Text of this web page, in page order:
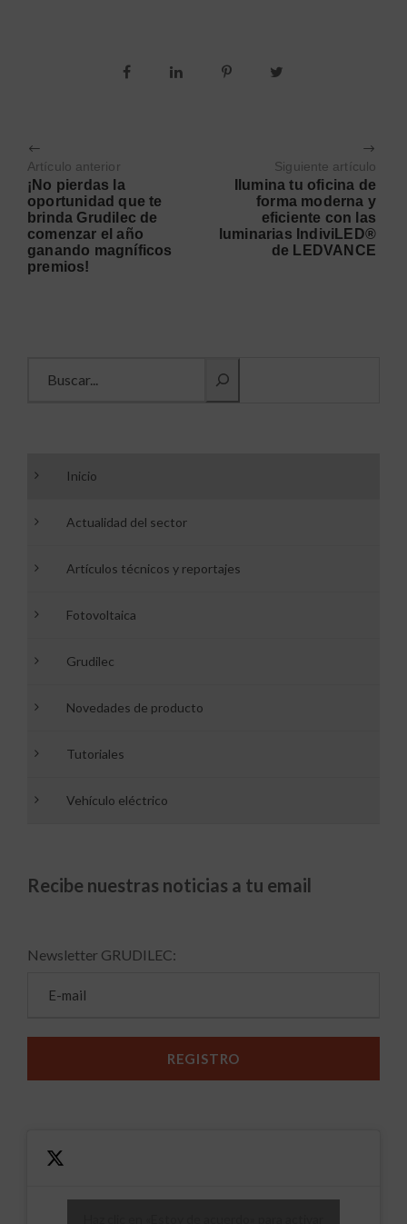
Artículo anterior
¡No pierdas la
oportunidad que te
brinda Grudilec de
comenzar el año
ganando magníficos
premios!
Siguiente artículo
Ilumina tu oficina de
forma moderna y
eficiente con las
luminarias IndiviLED®
de LEDVANCE
Inicio
Actualidad del sector
Artículos técnicos y reportajes
Fotovoltaica
Grudilec
Novedades de producto
Tutoriales
Vehículo eléctrico
Recibe nuestras noticias a tu email
Newsletter GRUDILEC: